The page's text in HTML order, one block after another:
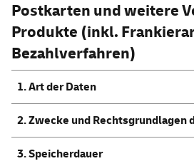
Postkarten und weitere
Produkte (inkl.
Bezahlverfahren)
1. Art der Daten
2. Zwecke und Rechtsgrundlagen
3. Speicherdauer